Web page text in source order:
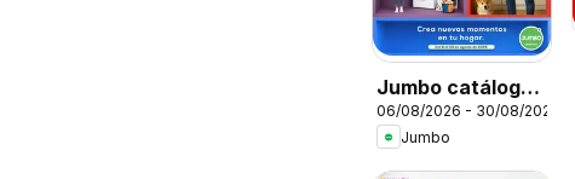
Jumbo catálogo
Home days
06/08/2026 - 30/08/2026
Jumbo